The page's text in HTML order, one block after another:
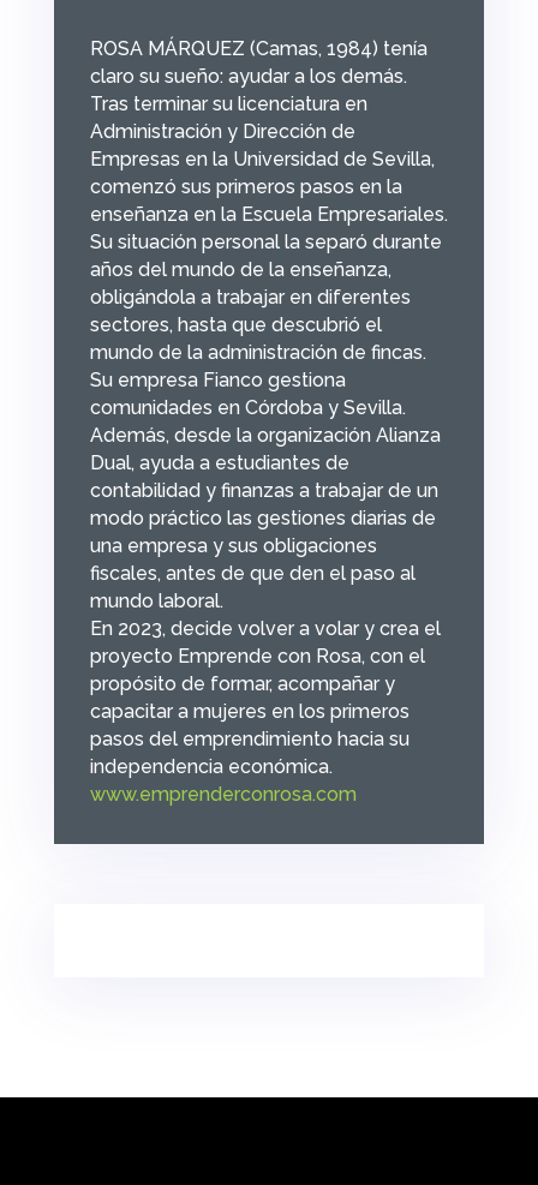
ROSA MÁRQUEZ (Camas, 1984) tenía
claro su sueño: ayudar a los demás.
Tras terminar su licenciatura en
Administración y Dirección de
Empresas en la Universidad de Sevilla,
comenzó sus primeros pasos en la
enseñanza en la Escuela Empresariales.
Su situación personal la separó durante
años del mundo de la enseñanza,
obligándola a trabajar en diferentes
sectores, hasta que descubrió el
mundo de la administración de fincas.
Su empresa Fianco gestiona
comunidades en Córdoba y Sevilla.
Además, desde la organización Alianza
Dual, ayuda a estudiantes de
contabilidad y finanzas a trabajar de un
modo práctico las gestiones diarias de
una empresa y sus obligaciones
fiscales, antes de que den el paso al
mundo laboral.
En 2023, decide volver a volar y crea el
proyecto Emprende con Rosa, con el
propósito de formar, acompañar y
capacitar a mujeres en los primeros
pasos del emprendimiento hacia su
independencia económica.
www.emprenderconrosa.com